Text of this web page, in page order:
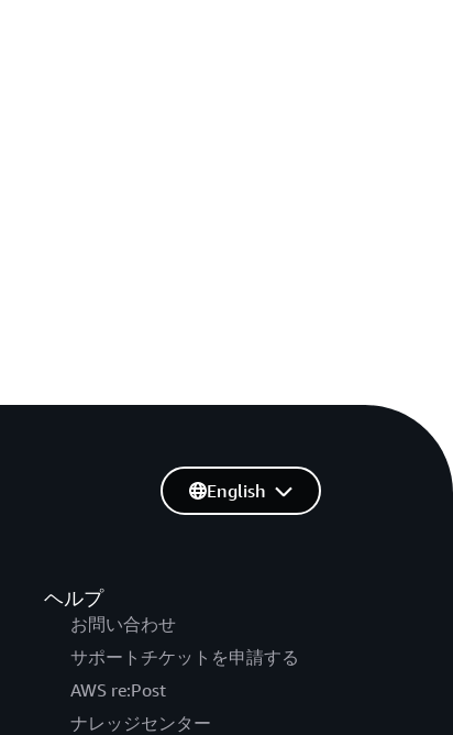
ヘルプ
お問い合わせ
サポートチケットを申請する
AWS re:Post
ナレッジセンター
English